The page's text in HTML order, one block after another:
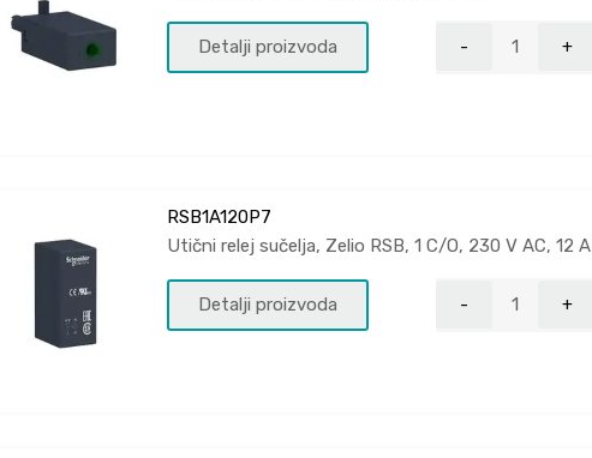
Detalji proizvoda
RSB1A120P7
Utični relej sučelja, Zelio RSB, 1 C/O, 230 V AC, 12 A
Detalji proizvoda